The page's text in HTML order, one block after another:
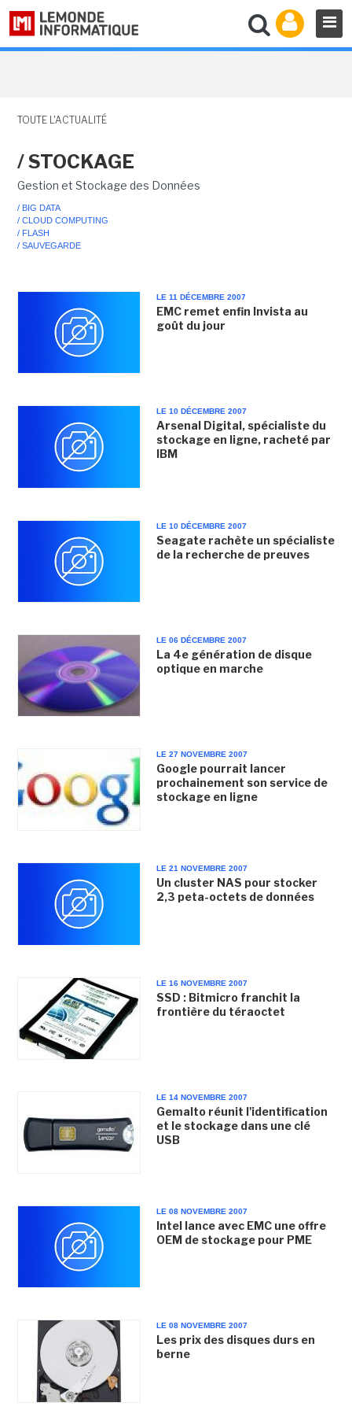
TOUTE L'ACTUALITÉ
/ STOCKAGE
Gestion et Stockage des Données
/ BIG DATA
/ CLOUD COMPUTING
/ FLASH
/ SAUVEGARDE
LE 11 DÉCEMBRE 2007
EMC remet enfin Invista au
goût du jour
LE 10 DÉCEMBRE 2007
Arsenal Digital, spécialiste du
stockage en ligne, racheté par
IBM
LE 10 DÉCEMBRE 2007
Seagate rachète un spécialiste
de la recherche de preuves
LE 06 DÉCEMBRE 2007
La 4e génération de disque
optique en marche
LE 27 NOVEMBRE 2007
Google pourrait lancer
prochainement son service de
stockage en ligne
LE 21 NOVEMBRE 2007
Un cluster NAS pour stocker
2,3 peta-octets de données
LE 16 NOVEMBRE 2007
SSD : Bitmicro franchit la
frontière du téraoctet
LE 14 NOVEMBRE 2007
Gemalto réunit l'identification
et le stockage dans une clé
USB
LE 08 NOVEMBRE 2007
Intel lance avec EMC une offre
OEM de stockage pour PME
LE 08 NOVEMBRE 2007
Les prix des disques durs en
berne